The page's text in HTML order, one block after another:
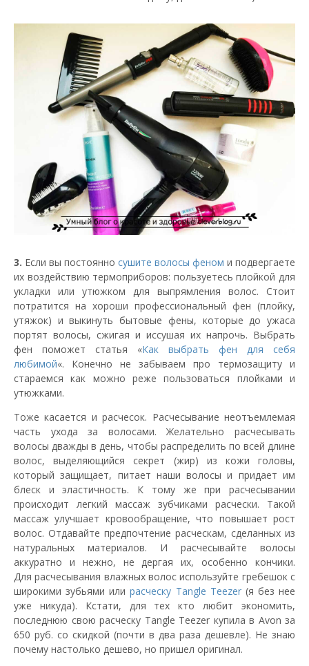
3. Если вы постоянно сушите волосы феном и подвергаете
их воздействию термоприборов: пользуетесь плойкой для
укладки или утюжком для выпрямления волос. Стоит
потратится на хороши профессиональный фен (плойку,
утяжок) и выкинуть бытовые фены, которые до ужаса
портят волосы, сжигая и иссушая их напрочь. Выбрать
фен поможет статья «Как выбрать фен для себя
любимой«. Конечно не забываем про термозащиту и
стараемся как можно реже пользоваться плойками и
утюжками.
Тоже касается и расчесок. Расчесывание неотъемлемая
часть ухода за волосами. Желательно расчесывать
волосы дважды в день, чтобы распределить по всей длине
волос, выделяющийся секрет (жир) из кожи головы,
который защищает, питает наши волосы и придает им
блеск и эластичность. К тому же при расчесывании
происходит легкий массаж зубчиками расчески. Такой
массаж улучшает кровообращение, что повышает рост
волос. Отдавайте предпочтение расческам, сделанных из
натуральных материалов. И расчесывайте волосы
аккуратно и нежно, не дергая их, особенно кончики.
Для расчесывания влажных волос используйте гребешок с
широкими зубьями илирасческу Tangle Teezer(я без нее
уже никуда). Кстати, для тех кто любит экономить,
последнюю свою расческу Tangle Teezer купила в Avon за
650 руб. со скидкой (почти в два раза дешевле). Не знаю
почему настолько дешево, но пришел оригинал.